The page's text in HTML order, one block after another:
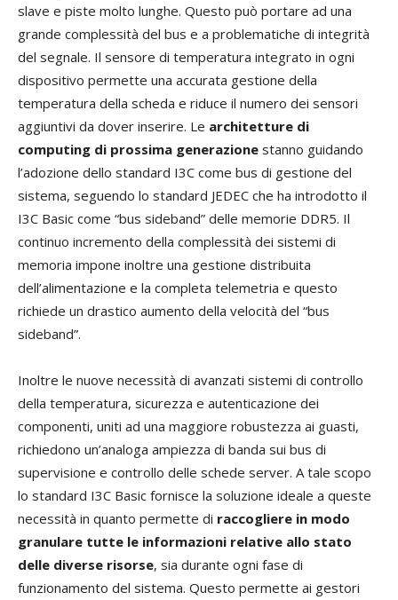
slave e piste molto lunghe. Questo può portare ad una
grande complessità del bus e a problematiche di integrità
del segnale. Il sensore di temperatura integrato in ogni
dispositivo permette una accurata gestione della
temperatura della scheda e riduce il numero dei sensori
aggiuntivi da dover inserire. Le architetture di
computing di prossima generazione stanno guidando
l’adozione dello standard I3C come bus di gestione del
sistema, seguendo lo standard JEDEC che ha introdotto il
I3C Basic come “bus sideband” delle memorie DDR5. Il
continuo incremento della complessità dei sistemi di
memoria impone inoltre una gestione distribuita
dell’alimentazione e la completa telemetria e questo
richiede un drastico aumento della velocità del “bus
sideband”.
Inoltre le nuove necessità di avanzati sistemi di controllo
della temperatura, sicurezza e autenticazione dei
componenti, uniti ad una maggiore robustezza ai guasti,
richiedono un’analoga ampiezza di banda sui bus di
supervisione e controllo delle schede server. A tale scopo
lo standard I3C Basic fornisce la soluzione ideale a queste
necessità in quanto permette di raccogliere in modo
granulare tutte le informazioni relative allo stato
delle diverse risorse, sia durante ogni fase di
funzionamento del sistema. Questo permette ai gestori